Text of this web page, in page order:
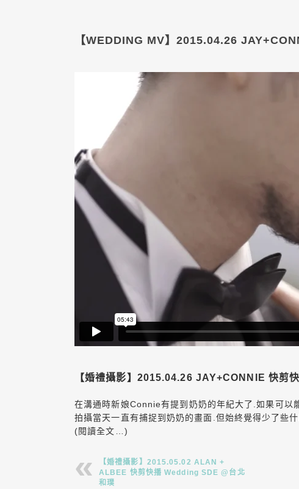
【WEDDING MV】2015.04.26
【婚禮攝影】2015.04.26 JAY+CONNIE 快剪
在溝通時新娘Connie有提到奶奶的年紀大了.如果可以
拍攝當天一直有捕捉到奶奶的畫面.但始終覺得少了些
(閱讀全文…)
【婚禮攝影】2015.05.02 ALAN +
ALBEE 快剪快播 Wedding SDE @台北
和璞